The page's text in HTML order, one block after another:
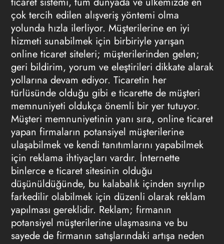
çok tercih edilen alışveriş yöntemi olma
yolunda hızla ilerliyor. Müşterilerine en iyi
hizmeti sunabilmek için birbiriyle yarışan
online ticaret siteleri; müşterilerinden gelen;
geri bildirim, yorum ve eleştirileri dikkate alarak
yollarına devam ediyor. Ticaretin her
türlüsünde olduğu gibi e ticarette de müşteri
memnuniyeti oldukça önemli bir yer tutuyor.
Müşteri memnuniyetinin yanı sıra, online ticaret
yapan firmaların potansiyel müşterilerine
ulaşabilmek ve kendi tanıtımlarını yapabilmek
için reklama ihtiyaçları vardır. İnternette
binlerce e ticaret sitesinin olduğu
düşünüldüğünde, bu kalabalık içinden sıyrılıp
farkedilir olabilmek için düzenli olarak reklam
yapılması gereklidir. Reklam; firmanın
potansiyel müşterilerine ulaşmasına ve bu
sayede de firmanın satışlarındaki artışa neden